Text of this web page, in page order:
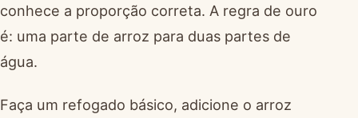
conhece a proporção correta. A regra de ouro
é: uma parte de arroz para duas partes de
água.
Faça um refogado básico, adicione o arroz